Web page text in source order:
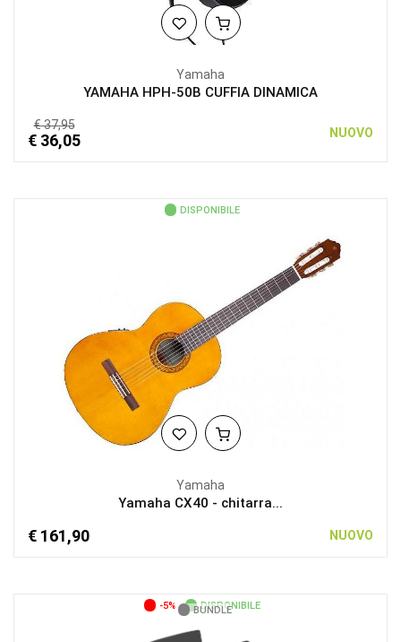
Yamaha
YAMAHA HPH-50B CUFFIA DINAMICA
€ 37,95
€ 36,05 NUOVO
DISPONIBILE
Yamaha
Yamaha CX40 - chitarra...
€ 161,90 NUOVO
-5% DISPONIBILE
BUNDLE